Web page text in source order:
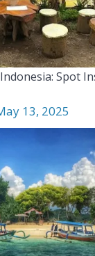
Spot
13, 2025